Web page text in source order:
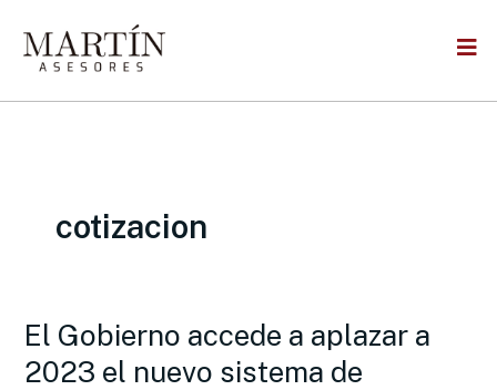
content
cotizacion
El Gobierno accede a aplazar a
2023 el nuevo sistema de
El
accede